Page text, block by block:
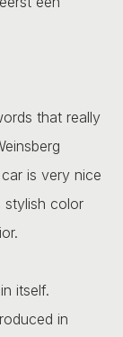
that really
is very nice
stylish color
itself.
in